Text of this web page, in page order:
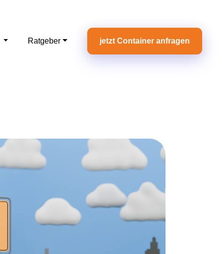
Ratgeber jetzt Container anfragen